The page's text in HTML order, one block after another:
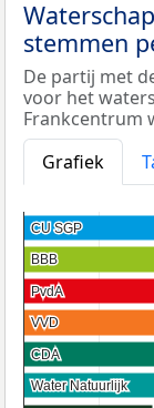
stemmen
De partij met
voor het
Frankcentrum
Grafiek
CU SGP
CU SGP
BBB
BBB
PvdA
PvdA
VVD
VVD
CDA
CDA
Water Natuurlijk
Water Natuurlijk